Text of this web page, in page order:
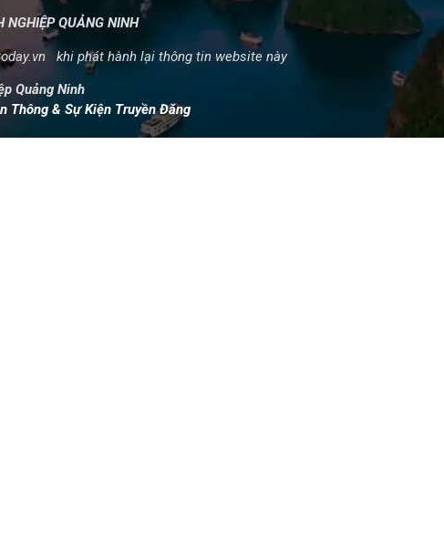
NGHIỆP QUẢNG NINH
khi phát hành lại thông tin website này
Quảng Ninh
Thông & Sự Kiện Truyền Đăng